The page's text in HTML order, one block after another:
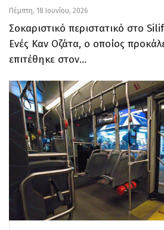
Πέμπτη, 18 Ιουνίου, 2026
Σοκαριστικό περιστατικό στο
Ενές Καν Οζάτα, ο οποίος
επιτέθηκε στον…